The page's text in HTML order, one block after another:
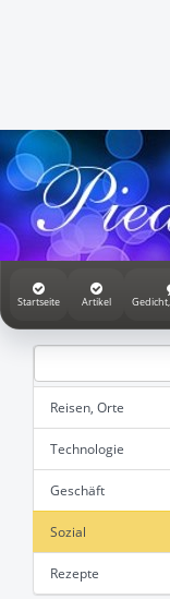
Startseite Artikel
Reisen, Orte
Technologie
Geschäft
Sozial
Rezepte